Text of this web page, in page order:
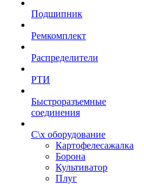
Подшипник
Ремкомплект
Распределители
РТИ
Быстроразъемные
соединения
С\х оборудование
Картофелесажалка
Борона
Культиватор
Плуг